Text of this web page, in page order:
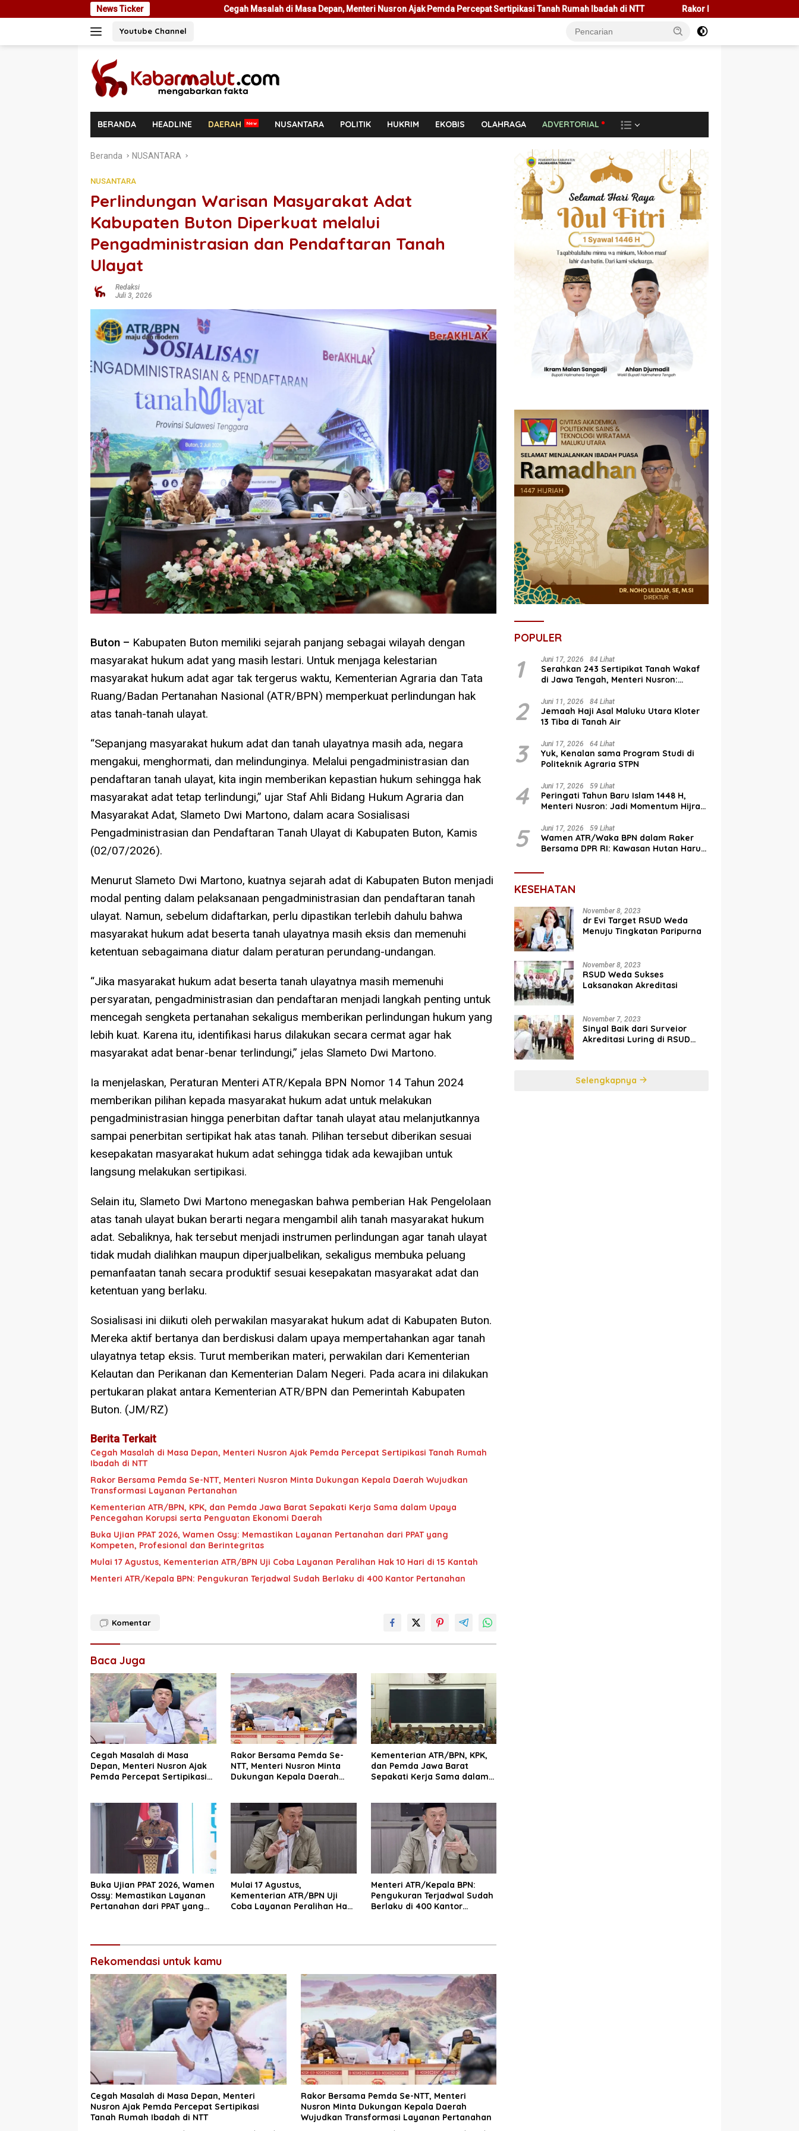
ke
News Ticker
Cegah Masalah di Masa Depan, Menteri Nusron Ajak Pemda Percepat Sertipikasi Tanah Rumah Ibadah di NTT Rakor Bersama Pemda Se-NTT, Menteri Nusron Minta
Youtube Channel
BERANDA HEADLINE DAERAH NUSANTARA POLITIK HUKRIM EKOBIS OLAHRAGA ADVERTORIAL
L
Y
Beranda NUSANTARA
NUSANTARA
Perlindungan Warisan Masyarakat Adat
Kabupaten Buton Diperkuat melalui
Pengadministrasian dan Pendaftaran Tanah
Ulayat
Redaksi
Juli 3, 2026
Buton – Kabupaten Buton memiliki sejarah panjang sebagai wilayah dengan
masyarakat hukum adat yang masih lestari. Untuk menjaga kelestarian
masyarakat hukum adat agar tak tergerus waktu, Kementerian Agraria dan Tata
Ruang/Badan Pertanahan Nasional (ATR/BPN) memperkuat perlindungan hak
atas tanah-tanah ulayat.
“Sepanjang masyarakat hukum adat dan tanah ulayatnya masih ada, negara
mengakui, menghormati, dan melindunginya. Melalui pengadministrasian dan
pendaftaran tanah ulayat, kita ingin memberikan kepastian hukum sehingga hak
masyarakat adat tetap terlindungi,” ujar Staf Ahli Bidang Hukum Agraria dan
Masyarakat Adat, Slameto Dwi Martono, dalam acara Sosialisasi
Pengadministrasian dan Pendaftaran Tanah Ulayat di Kabupaten Buton, Kamis
(02/07/2026).
Menurut Slameto Dwi Martono, kuatnya sejarah adat di Kabupaten Buton menjadi
modal penting dalam pelaksanaan pengadministrasian dan pendaftaran tanah
ulayat. Namun, sebelum didaftarkan, perlu dipastikan terlebih dahulu bahwa
masyarakat hukum adat beserta tanah ulayatnya masih eksis dan memenuhi
ketentuan sebagaimana diatur dalam peraturan perundang-undangan.
“Jika masyarakat hukum adat beserta tanah ulayatnya masih memenuhi
persyaratan, pengadministrasian dan pendaftaran menjadi langkah penting untuk
mencegah sengketa pertanahan sekaligus memberikan perlindungan hukum yang
lebih kuat. Karena itu, identifikasi harus dilakukan secara cermat agar hak
masyarakat adat benar-benar terlindungi,” jelas Slameto Dwi Martono.
Ia menjelaskan, Peraturan Menteri ATR/Kepala BPN Nomor 14 Tahun 2024
memberikan pilihan kepada masyarakat hukum adat untuk melakukan
pengadministrasian hingga penerbitan daftar tanah ulayat atau melanjutkannya
sampai penerbitan sertipikat hak atas tanah. Pilihan tersebut diberikan sesuai
kesepakatan masyarakat hukum adat sehingga tidak ada kewajiban untuk
langsung melakukan sertipikasi.
Selain itu, Slameto Dwi Martono menegaskan bahwa pemberian Hak Pengelolaan
atas tanah ulayat bukan berarti negara mengambil alih tanah masyarakat hukum
adat. Sebaliknya, hak tersebut menjadi instrumen perlindungan agar tanah ulayat
tidak mudah dialihkan maupun diperjualbelikan, sekaligus membuka peluang
pemanfaatan tanah secara produktif sesuai kesepakatan masyarakat adat dan
ketentuan yang berlaku.
Sosialisasi ini diikuti oleh perwakilan masyarakat hukum adat di Kabupaten Buton.
Mereka aktif bertanya dan berdiskusi dalam upaya mempertahankan agar tanah
ulayatnya tetap eksis. Turut memberikan materi, perwakilan dari Kementerian
Kelautan dan Perikanan dan Kementerian Dalam Negeri. Pada acara ini dilakukan
pertukaran plakat antara Kementerian ATR/BPN dan Pemerintah Kabupaten
Buton. (JM/RZ)
Berita Terkait
Cegah Masalah di Masa Depan, Menteri Nusron Ajak Pemda Percepat Sertipikasi Tanah Rumah
Ibadah di NTT
Rakor Bersama Pemda Se-NTT, Menteri Nusron Minta Dukungan Kepala Daerah Wujudkan
Transformasi Layanan Pertanahan
Kementerian ATR/BPN, KPK, dan Pemda Jawa Barat Sepakati Kerja Sama dalam Upaya
Pencegahan Korupsi serta Penguatan Ekonomi Daerah
Buka Ujian PPAT 2026, Wamen Ossy: Memastikan Layanan Pertanahan dari PPAT yang
Kompeten, Profesional dan Berintegritas
Mulai 17 Agustus, Kementerian ATR/BPN Uji Coba Layanan Peralihan Hak 10 Hari di 15 Kantah
Menteri ATR/Kepala BPN: Pengukuran Terjadwal Sudah Berlaku di 400 Kantor Pertanahan
Komentar
Baca Juga
Cegah Masalah di Masa
Depan, Menteri Nusron Ajak
Pemda Percepat Sertipikasi
Rakor Bersama Pemda Se-
NTT, Menteri Nusron Minta
Dukungan Kepala Daerah
Kementerian ATR/BPN, KPK,
dan Pemda Jawa Barat
Sepakati Kerja Sama dalam
Buka Ujian PPAT 2026, Wamen
Ossy: Memastikan Layanan
Pertanahan dari PPAT yang
Mulai 17 Agustus,
Kementerian ATR/BPN Uji
Coba Layanan Peralihan Hak
Menteri ATR/Kepala BPN:
Pengukuran Terjadwal Sudah
Berlaku di 400 Kantor
Rekomendasi untuk kamu
Cegah Masalah di Masa Depan, Menteri
Nusron Ajak Pemda Percepat Sertipikasi
Tanah Rumah Ibadah di NTT
Rakor Bersama Pemda Se-NTT, Menteri
Nusron Minta Dukungan Kepala Daerah
Wujudkan Transformasi Layanan Pertanahan
POPULER
1 Juni 17, 2026 84 Lihat
Serahkan 243 Sertipikat Tanah Wakaf
di Jawa Tengah, Menteri Nusron:
Selesaikan Kepastian Hukum Aset
Umat
2 Juni 11, 2026 84 Lihat
Jemaah Haji Asal Maluku Utara Kloter
13 Tiba di Tanah Air
3 Juni 17, 2026 64 Lihat
Yuk, Kenalan sama Program Studi di
Politeknik Agraria STPN
4 Juni 17, 2026 59 Lihat
Peringati Tahun Baru Islam 1448 H,
Menteri Nusron: Jadi Momentum Hijrah
5 Juni 17, 2026 59 Lihat
Wamen ATR/Waka BPN dalam Raker
Bersama DPR RI: Kawasan Hutan Harus
KESEHATAN
November 8, 2023
dr Evi Target RSUD Weda
Menuju Tingkatan Paripurna
November 8, 2023
RSUD Weda Sukses
Laksanakan Akreditasi
November 7, 2023
Sinyal Baik dari Surveior
Akreditasi Luring di RSUD
Selengkapnya